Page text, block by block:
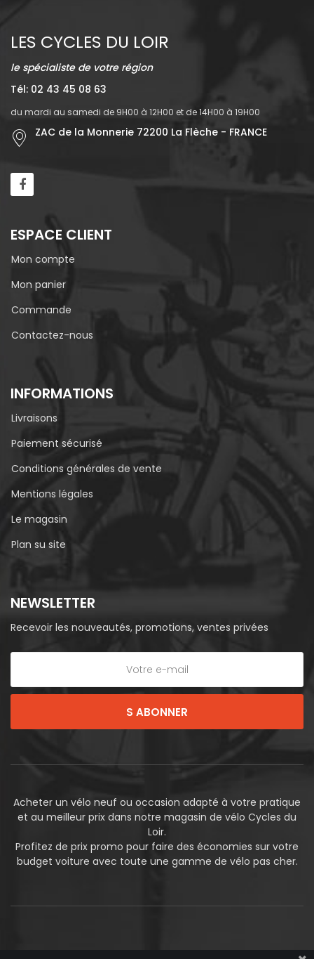
LES CYCLES DU LOIR
le spécialiste de votre région
Tél: 02 43 45 08 63
du mardi au samedi de 9H00 à 12H00 et de 14H00 à 19H00
ZAC de la Monnerie 72200 La Flèche - FRANCE
ESPACE CLIENT
Mon compte
Mon panier
Commande
Contactez-nous
INFORMATIONS
Livraisons
Paiement sécurisé
Conditions générales de vente
Mentions légales
Le magasin
Plan su site
NEWSLETTER
Recevoir les nouveautés, promotions, ventes privées
S ABONNER
Acheter un vélo neuf ou occasion adapté à votre pratique
et au meilleur prix dans notre magasin de vélo Cycles du
Loir.
Profitez de prix promo pour faire des économies sur votre
budget voiture avec toute une gamme de vélo pas cher.